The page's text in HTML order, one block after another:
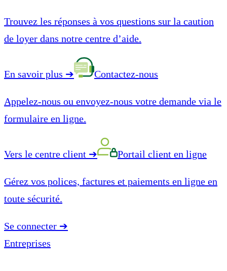
Trouvez les réponses à vos questions sur la caution
de loyer dans notre centre d’aide.
En savoir plus ➔ Contactez-nous
Appelez-nous ou envoyez-nous votre demande via le
formulaire en ligne.
Vers le centre client ➔ Portail client en ligne
Gérez vos polices, factures et paiements en ligne en
toute sécurité.
Se connecter ➔
Entreprises